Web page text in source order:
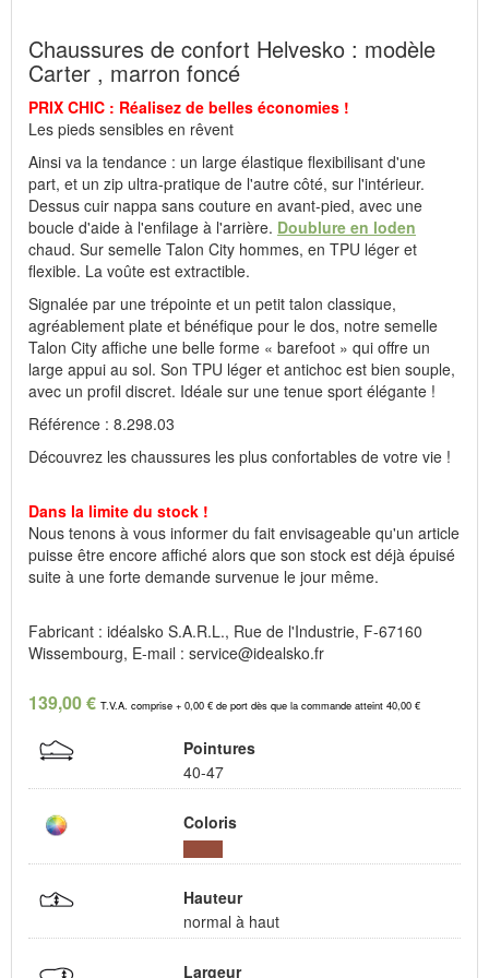
Fabricant : idéalsko S.A.R.L., Rue de l'Industrie, F-67160
Chaussures de confort Helvesko : modèle
Carter , marron foncé
PRIX CHIC : Réalisez de belles économies !
Les pieds sensibles en rêvent
Ainsi va la tendance : un large élastique flexibilisant d'une
part, et un zip ultra-pratique de l'autre côté, sur l'intérieur.
Dessus cuir nappa sans couture en avant-pied, avec une
boucle d'aide à l'enfilage à l'arrière. Doublure en loden
chaud. Sur semelle Talon City hommes, en TPU léger et
flexible. La voûte est extractible.
Signalée par une trépointe et un petit talon classique,
agréablement plate et bénéfique pour le dos, notre semelle
Talon City affiche une belle forme « barefoot » qui offre un
large appui au sol. Son TPU léger et antichoc est bien souple,
avec un profil discret. Idéale sur une tenue sport élégante !
Référence : 8.298.03
Découvrez les chaussures les plus confortables de votre vie !
Dans la limite du stock !
Nous tenons à vous informer du fait envisageable qu'un article
puisse être encore affiché alors que son stock est déjà épuisé
suite à une forte demande survenue le jour même.
Fabricant : idéalsko S.A.R.L., Rue de l'Industrie, F-67160
Wissembourg, E-mail : service@idealsko.fr
139,00 € T.V.A. comprise + 0,00 € de port dès que la commande atteint 40,00 €
Pointures
40-47
Coloris
Hauteur
normal à haut
Largeur